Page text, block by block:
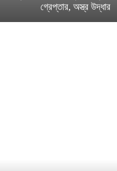
গ্রেপ্তার, অস্ত্র উদ্ধার